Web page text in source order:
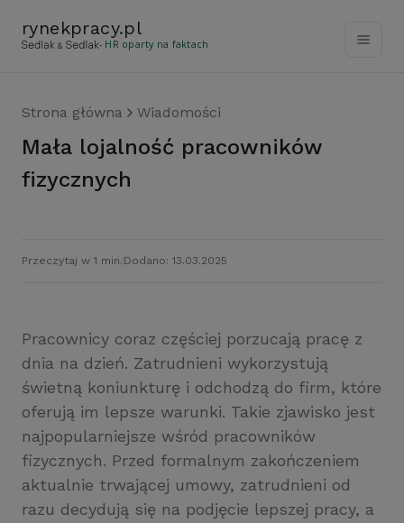
rynekpracy.pl
- HR oparty na faktach
Strona główna Wiadomości
Mała lojalność pracowników
fizycznych
Przeczytaj w 1 min. Dodano: 13.03.2025
Pracownicy coraz częściej porzucają pracę z
dnia na dzień. Zatrudnieni wykorzystują
świetną koniunkturę i odchodzą do firm, które
oferują im lepsze warunki. Takie zjawisko jest
najpopularniejsze wśród pracowników
fizycznych. Przed formalnym zakończeniem
aktualnie trwającej umowy, zatrudnieni od
razu decydują się na podjęcie lepszej pracy, a